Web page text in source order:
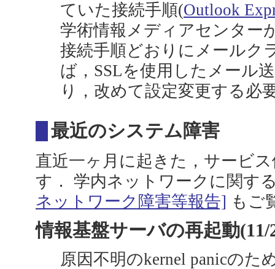
ていた接続手順(Outlook
学術情報メディアセンター
接続手順どおりにメールク
ば，SSLを使用したメール
り，改めて設定変更する必
最近のシステム障害
直近一ヶ月に起きた，サービ
す． 学内ネットワークに関す
ネットワーク障害等報告] もご
情報基盤サーバの再起動(11/
原因不明のkernel panicのた